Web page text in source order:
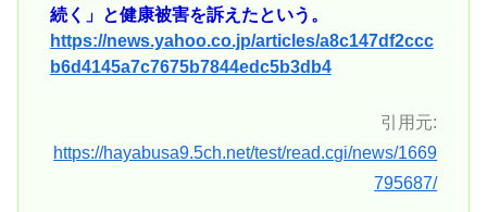
続く」と健康被害を訴えたという。
https://news.yahoo.co.jp/articles/a8c147df2ccc
b6d4145a7c7675b7844edc5b3db4
引用元:
https://hayabusa9.5ch.net/test/read.cgi/news/1669
795687/